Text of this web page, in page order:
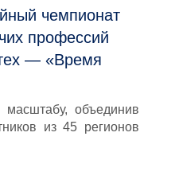
чемпионат
профессий
— «Время
объединив
из 45 регионов